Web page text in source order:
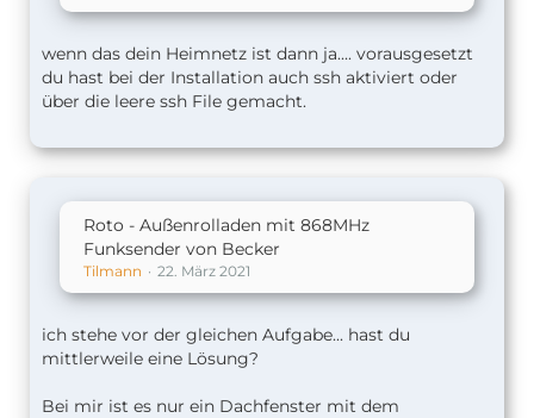
wenn das dein Heimnetz ist dann ja.... vorausgesetzt
du hast bei der Installation auch ssh aktiviert oder
über die leere ssh File gemacht.
Roto - Außenrolladen mit 868MHz
Funksender von Becker
Tilmann 22. März 2021
ich stehe vor der gleichen Aufgabe... hast du
mittlerweile eine Lösung?
Bei mir ist es nur ein Dachfenster mit dem